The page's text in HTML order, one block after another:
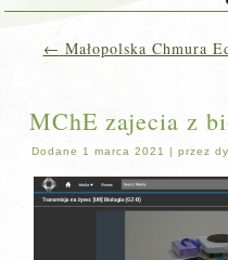
← Małopolska Chmura
MChE zajecia z
Dodane 1 marca 2021 |przez